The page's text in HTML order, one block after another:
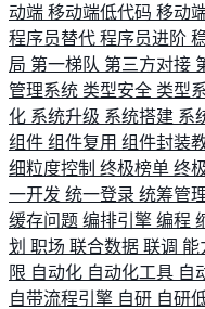
动端 移动端低代码 移动
程序员替代 程序员进阶
局 第一梯队 第三方对接
管理系统 类型安全 类型
化 系统升级 系统搭建 系
组件 组件复用 组件封装
细粒度控制 终极榜单 终
一开发 统一登录 统筹管
缓存问题 编排引擎 编程
划 职场 联合数据 联调 能
限 自动化 自动化工具 自
自带流程引擎 自研 自研